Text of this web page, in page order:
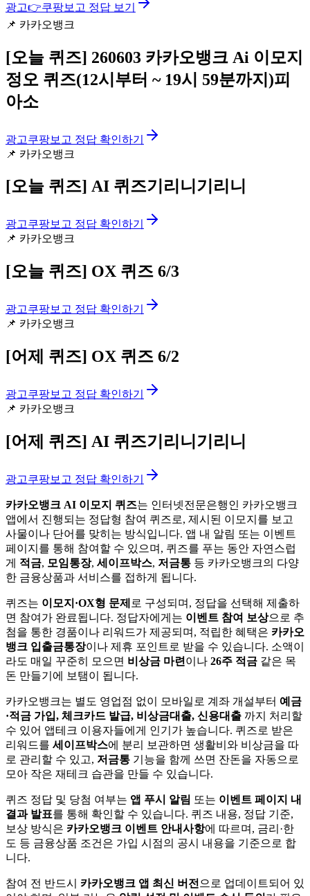
광고👉쿠팡보고 정답 보기
📌 카카오뱅크
[오늘 퀴즈] 260603 카카오뱅크 Ai 이모지
정오 퀴즈(12시부터 ~ 19시 59분까지)피
아소
광고쿠팡보고 정답 확인하기
📌 카카오뱅크
[오늘 퀴즈] AI 퀴즈기리니기리니
광고쿠팡보고 정답 확인하기
📌 카카오뱅크
[오늘 퀴즈] OX 퀴즈 6/3
광고쿠팡보고 정답 확인하기
📌 카카오뱅크
[어제 퀴즈] OX 퀴즈 6/2
광고쿠팡보고 정답 확인하기
📌 카카오뱅크
[어제 퀴즈] AI 퀴즈기리니기리니
광고쿠팡보고 정답 확인하기
카카오뱅크 AI 이모지 퀴즈는 인터넷전문은행인 카카오뱅크
앱에서 진행되는 정답형 참여 퀴즈로, 제시된 이모지를 보고
사물이나 단어를 맞히는 방식입니다. 앱 내 알림 또는 이벤트
페이지를 통해 참여할 수 있으며, 퀴즈를 푸는 동안 자연스럽
게 적금, 모임통장, 세이프박스, 저금통 등 카카오뱅크의 다양
한 금융상품과 서비스를 접하게 됩니다.
퀴즈는 이모지·OX형 문제 로 구성되며, 정답을 선택해 제출하
면 참여가 완료됩니다. 정답자에게는 이벤트 참여 보상으로 추
첨을 통한 경품이나 리워드가 제공되며, 적립한 혜택은 카카오
뱅크 입출금통장이나 제휴 포인트로 받을 수 있습니다. 소액이
라도 매일 꾸준히 모으면 비상금 마련 이나 26주 적금 같은 목
돈 만들기에 보탬이 됩니다.
카카오뱅크는 별도 영업점 없이 모바일로 계좌 개설부터 예금
·적금 가입, 체크카드 발급, 비상금대출, 신용대출 까지 처리할
수 있어 앱테크 이용자들에게 인기가 높습니다. 퀴즈로 받은
리워드를 세이프박스에 분리 보관하면 생활비와 비상금을 따
로 관리할 수 있고, 저금통 기능을 함께 쓰면 잔돈을 자동으로
모아 작은 재테크 습관을 만들 수 있습니다.
퀴즈 정답 및 당첨 여부는 앱 푸시 알림 또는 이벤트 페이지 내
결과 발표를 통해 확인할 수 있습니다. 퀴즈 내용, 정답 기준,
보상 방식은 카카오뱅크 이벤트 안내사항에 따르며, 금리·한
도 등 금융상품 조건은 가입 시점의 공시 내용을 기준으로 합
니다.
참여 전 반드시 카카오뱅크 앱 최신 버전 으로 업데이트되어 있